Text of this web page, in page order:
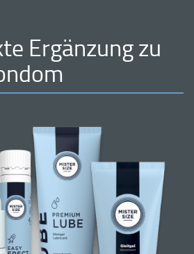
Ergänzung zu